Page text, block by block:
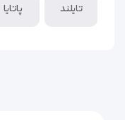
تایلند پاتایا